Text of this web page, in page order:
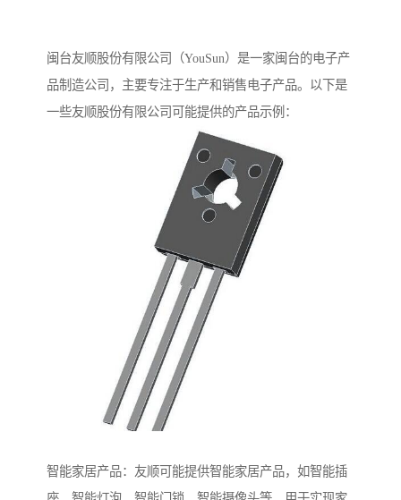
闽台友顺股份有限公司（YouSun）是一家闽台的电子产
品制造公司，主要专注于生产和销售电子产品。以下是
一些友顺股份有限公司可能提供的产品示例：
智能家居产品：友顺可能提供智能家居产品，如智能插